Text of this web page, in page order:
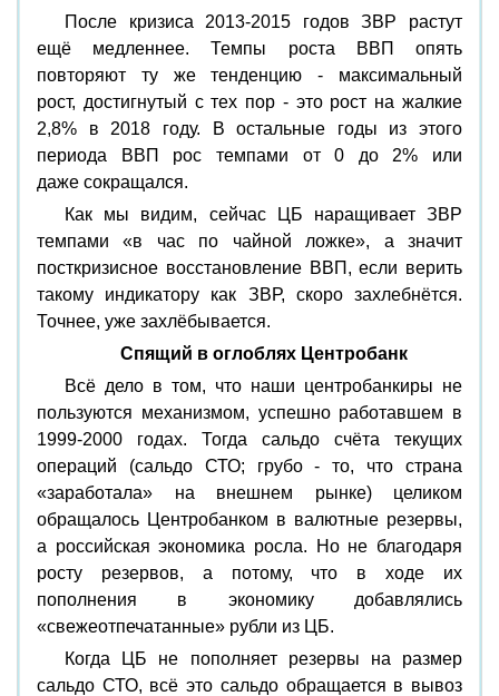
После кризиса 2013-2015 годов ЗВР растут
ещё медленнее. Темпы роста ВВП опять
повторяют ту же тенденцию - максимальный
рост, достигнутый с тех пор - это рост на жалкие
2,8% в 2018 году. В остальные годы из этого
периода ВВП рос темпами от 0 до 2% или
даже сокращался.
Как мы видим, сейчас ЦБ наращивает ЗВР
темпами «в час по чайной ложке», а значит
посткризисное восстановление ВВП, если верить
такому индикатору как ЗВР, скоро захлебнётся.
Точнее, уже захлёбывается.
Спящий в оглоблях Центробанк
Всё дело в том, что наши центробанкиры не
пользуются механизмом, успешно работавшем в
1999-2000 годах. Тогда сальдо счёта текущих
операций (сальдо СТО; грубо - то, что страна
«заработала» на внешнем рынке) целиком
обращалось Центробанком в валютные резервы,
а российская экономика росла. Но не благодаря
росту резервов, а потому, что в ходе их
пополнения в экономику добавлялись
«свежеотпечатанные» рубли из ЦБ.
Когда ЦБ не пополняет резервы на размер
сальдо СТО, всё это сальдо обращается в вывоз